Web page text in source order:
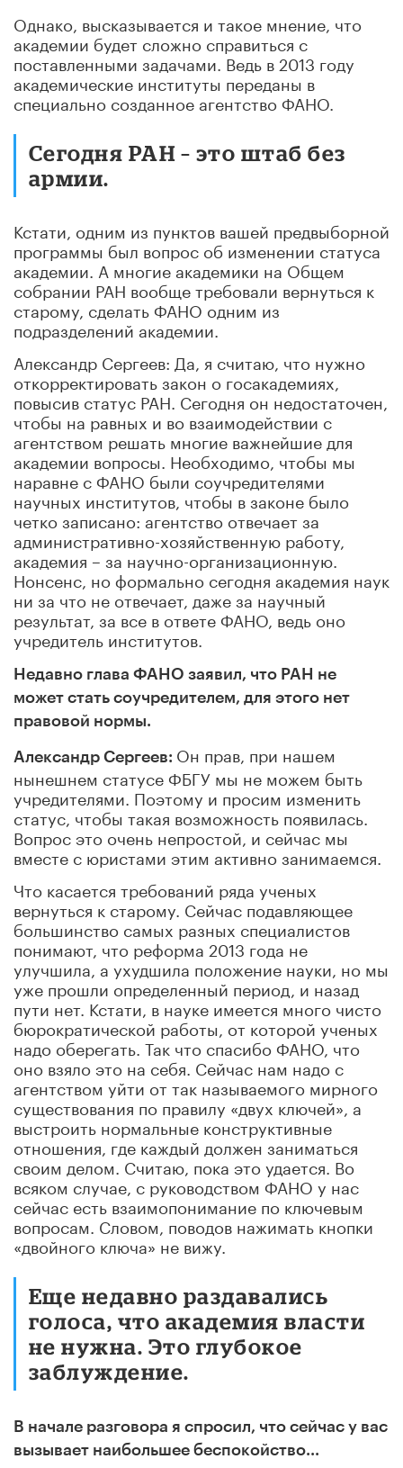
Однако, высказывается и такое мнение, что
академии будет сложно справиться с
поставленными задачами. Ведь в 2013 году
академические институты переданы в
специально созданное агентство ФАНО.
Cегодня РАН – это штаб без
армии.
Кстати, одним из пунктов вашей предвыборной
программы был вопрос об изменении статуса
академии. А многие академики на Общем
собрании РАН вообще требовали вернуться к
старому, сделать ФАНО одним из
подразделений академии.
Александр Сергеев: Да, я считаю, что нужно
откорректировать закон о госакадемиях,
повысив статус РАН. Сегодня он недостаточен,
чтобы на равных и во взаимодействии с
агентством решать многие важнейшие для
академии вопросы. Необходимо, чтобы мы
наравне с ФАНО были соучредителями
научных институтов, чтобы в законе было
четко записано: агентство отвечает за
административно-хозяйственную работу,
академия – за научно-организационную.
Нонсенс, но формально сегодня академия наук
ни за что не отвечает, даже за научный
результат, за все в ответе ФАНО, ведь оно
учредитель институтов.
Недавно глава ФАНО заявил, что РАН не
может стать соучредителем, для этого нет
правовой нормы.
Александр Сергеев: Он прав, при нашем
нынешнем статусе ФБГУ мы не можем быть
учредителями. Поэтому и просим изменить
статус, чтобы такая возможность появилась.
Вопрос это очень непростой, и сейчас мы
вместе с юристами этим активно занимаемся.
Что касается требований ряда ученых
вернуться к старому. Сейчас подавляющее
большинство самых разных специалистов
понимают, что реформа 2013 года не
улучшила, а ухудшила положение науки, но мы
уже прошли определенный период, и назад
пути нет. Кстати, в науке имеется много чисто
бюрократической работы, от которой ученых
надо оберегать. Так что спасибо ФАНО, что
оно взяло это на себя. Сейчас нам надо с
агентством уйти от так называемого мирного
существования по правилу «двух ключей», а
выстроить нормальные конструктивные
отношения, где каждый должен заниматься
своим делом. Считаю, пока это удается. Во
всяком случае, с руководством ФАНО у нас
сейчас есть взаимопонимание по ключевым
вопросам. Словом, поводов нажимать кнопки
«двойного ключа» не вижу.
Еще недавно раздавались
голоса, что академия власти
не нужна. Это глубокое
заблуждение.
В начале разговора я спросил, что сейчас у вас
вызывает наибольшее беспокойство...